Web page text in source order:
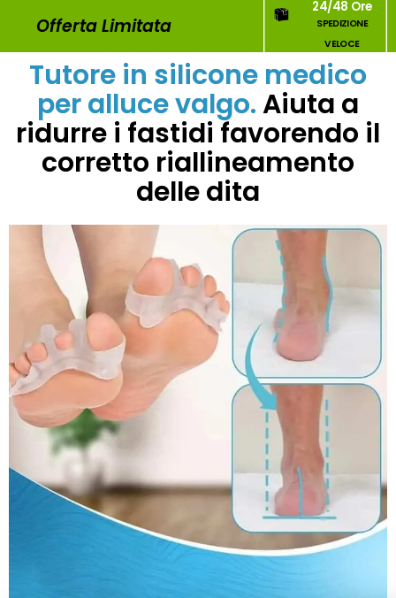
Offerta Limitata
24/48 Ore
SPEDIZIONE
VELOCE
Tutore in silicone medico
per alluce valgo. Aiuta a
ridurre i fastidi favorendo il
corretto riallineamento
delle dita